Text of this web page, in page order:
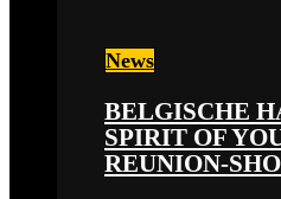
News
BELGISCHE
SPIRIT OF
REUNION-